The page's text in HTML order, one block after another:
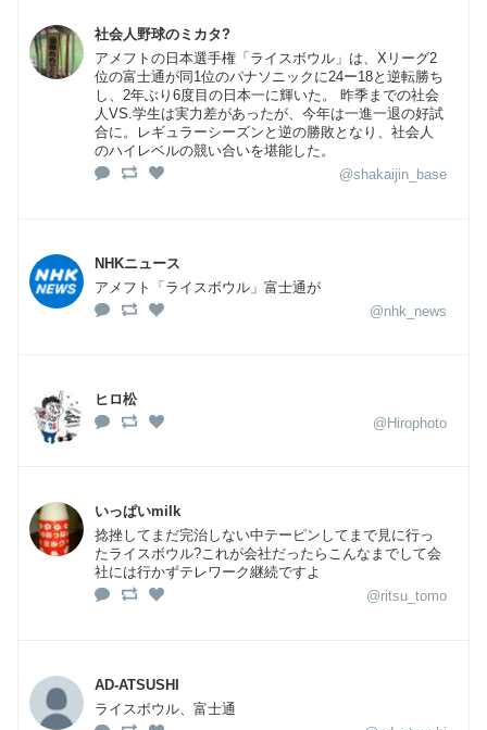
社会人野球のミカタ?
アメフトの日本選手権「ライスボウル」は、Xリーグ2
位の富士通が同1位のパナソニックに24ー18と逆転勝ち
し、2年ぶり6度目の日本一に輝いた。 昨季までの社会
人VS.学生は実力差があったが、今年は一進一退の好試
合に。レギュラーシーズンと逆の勝敗となり、社会人
のハイレベルの競い合いを堪能した。
@shakaijin_base
NHKニュース
アメフト「ライスボウル」富士通が
@nhk_news
ヒロ松
@Hirophoto
いっぱいmilk
捻挫してまだ完治しない中テーピンしてまで見に行っ
たライスボウル?これが会社だったらこんなまでして会
社には行かずテレワーク継続ですよ
@ritsu_tomo
AD-ATSUSHI
ライスボウル、富士通